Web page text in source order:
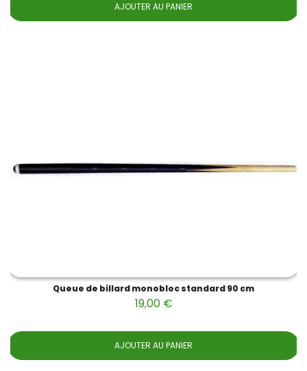
AJOUTER AU PANIER
Queue de billard monobloc standard 90 cm
19,00 €
AJOUTER AU PANIER